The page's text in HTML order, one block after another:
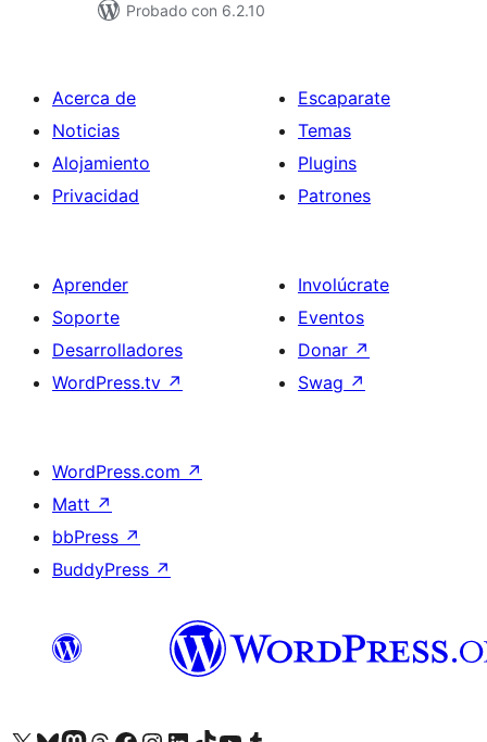
Probado con 6.2.10
Acerca de
Noticias
Alojamiento
Privacidad
Escaparate
Temas
Plugins
Patrones
Aprender
Soporte
Desarrolladores
WordPress.tv ↗
Involúcrate
Eventos
Donar ↗
Swag ↗
WordPress.com ↗
Matt ↗
bbPress ↗
BuddyPress ↗